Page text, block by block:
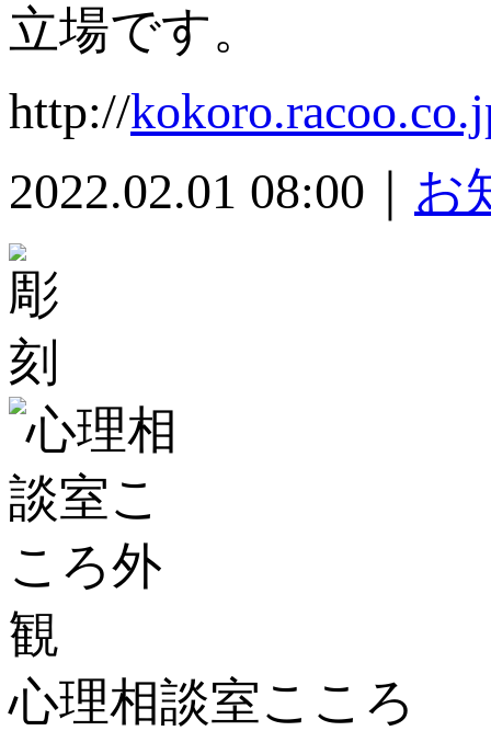
立場です。
http://
2022.02.01 08:00｜ お
心理相談室こころ